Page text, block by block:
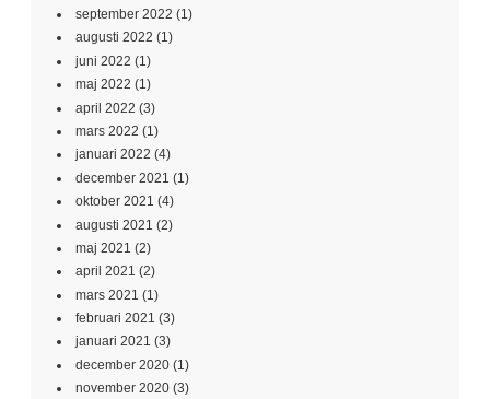
september 2022 (1)
augusti 2022 (1)
juni 2022 (1)
maj 2022 (1)
april 2022 (3)
mars 2022 (1)
januari 2022 (4)
december 2021 (1)
oktober 2021 (4)
augusti 2021 (2)
maj 2021 (2)
april 2021 (2)
mars 2021 (1)
februari 2021 (3)
januari 2021 (3)
december 2020 (1)
november 2020 (3)